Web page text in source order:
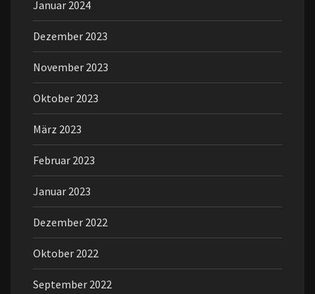
Januar 2024
Dezember 2023
November 2023
Oktober 2023
März 2023
Februar 2023
Januar 2023
Dezember 2022
Oktober 2022
September 2022